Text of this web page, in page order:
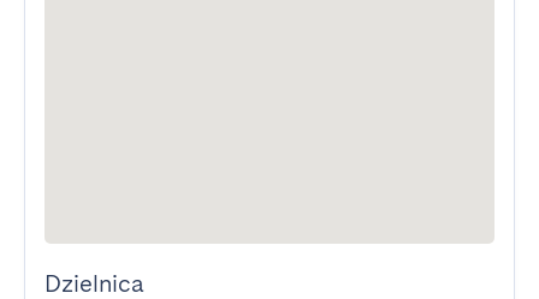
Dzielnica